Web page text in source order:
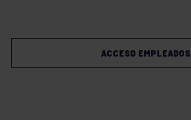
ACCESO EMPLEADOS